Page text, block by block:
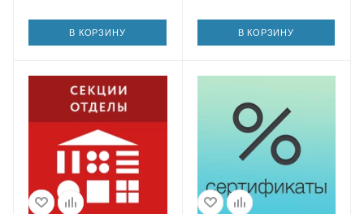
В КОРЗИНУ В КОРЗИНУ